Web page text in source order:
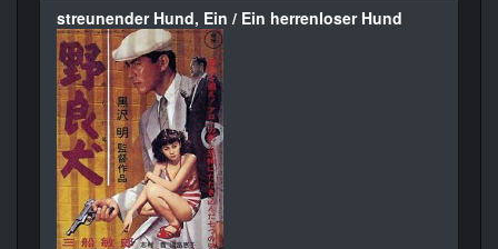
streunender Hund, Ein / Ein herrenloser Hund